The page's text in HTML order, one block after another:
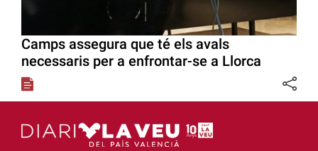
Camps assegura que té els avals
necessaris per a enfrontar-se a Llorca